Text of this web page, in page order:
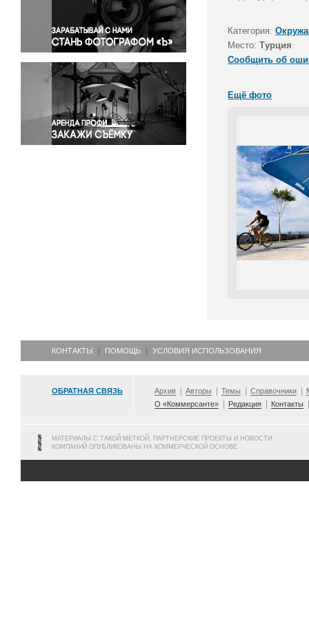
Правосудие
Происшествия и конфликты
Религия
Светская жизнь
Спорт
Экология
Экономика и бизнес
Категория:
Место: Турция
Сообщить об
Ещё фото
КОНТАКТЫ ПОМОЩЬ УСЛОВИЯ ИСПОЛЬЗОВАНИЯ
ОБРАТНАЯ СВЯЗЬ Архив Авторы Темы Справочники
О «Коммерсанте»
Редакция Контакты
МАТЕРИАЛЫ С ТАКОЙ МЕТКОЙ, ПАРТНЕРСКИЕ ПРОЕКТЫ И НОВОСТИ
КОМПАНИЙ ОПУБЛИКОВАНЫ НА КОММЕРЧЕСКОЙ ОСНОВЕ